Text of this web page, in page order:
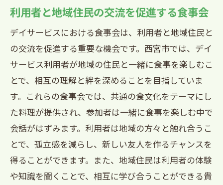
利用者と地域住民の交流を促進する食事会
デイサービスにおける食事会は、利用者と地域住民と
の交流を促進する重要な機会です。西宮市では、デイ
サービス利用者が地域の住民と一緒に食事を楽しむこ
とで、相互の理解と絆を深めることを目指していま
す。これらの食事会では、共通の食文化をテーマにし
た料理が提供され、参加者は一緒に食事を楽しむ中で
会話がはずみます。利用者は地域の方々と触れ合うこ
とで、孤立感を減らし、新しい友人を作るチャンスを
得ることができます。また、地域住民は利用者の体験
や知識を聞くことで、相互に学び合うことができる貴